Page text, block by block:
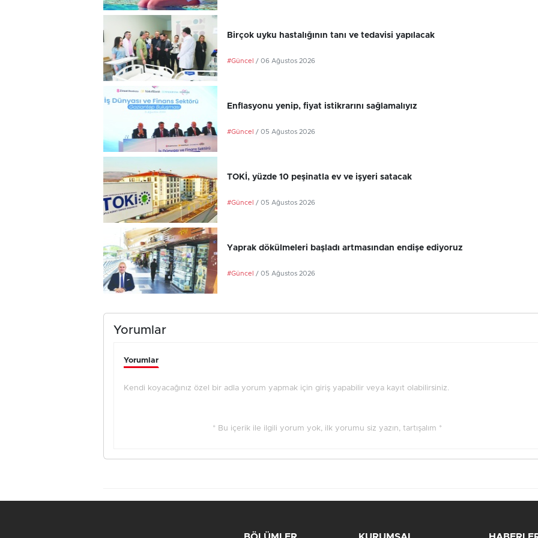
Birçok uyku hastalığının tanı ve tedavisi yapılacak
#Güncel / 06 Ağustos 2026
Enflasyonu yenip, fiyat istikrarını sağlamalıyız
#Güncel / 05 Ağustos 2026
TOKİ, yüzde 10 peşinatla ev ve işyeri satacak
#Güncel / 05 Ağustos 2026
Yaprak dökülmeleri başladı artmasından endişe ediyoruz
#Güncel / 05 Ağustos 2026
Yorumlar
Yorumlar
Kendi koyacağınız özel bir adla yorum yapmak için giriş yapabilir veya kayıt olabilirsiniz.
* Bu içerik ile ilgili yorum yok, ilk yorumu siz yazın, tartışalım *